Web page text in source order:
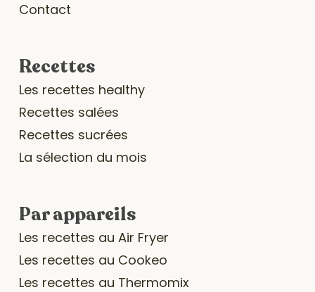
Contact
Recettes
Les recettes healthy
Recettes salées
Recettes sucrées
La sélection du mois
Par appareils
Les recettes au Air Fryer
Les recettes au Cookeo
Les recettes au Thermomix